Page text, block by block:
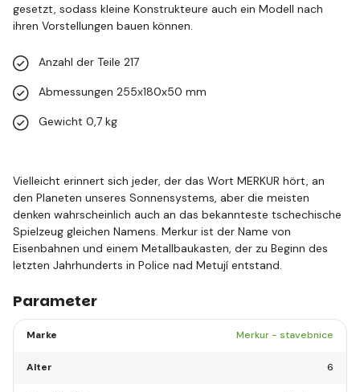
gesetzt, sodass kleine Konstrukteure auch ein Modell nach
ihren Vorstellungen bauen können.
Anzahl der Teile 217
Abmessungen 255x180x50 mm
Gewicht 0,7 kg
Vielleicht erinnert sich jeder, der das Wort MERKUR hört, an
den Planeten unseres Sonnensystems, aber die meisten
denken wahrscheinlich auch an das bekannteste tschechische
Spielzeug gleichen Namens. Merkur ist der Name von
Eisenbahnen und einem Metallbaukasten, der zu Beginn des
letzten Jahrhunderts in Police nad Metují entstand.
Parameter
Marke Merkur - stavebnice
Alter 6